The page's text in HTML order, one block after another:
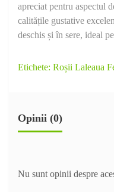
apreciat pentru aspectul
calitățile gustative
deschis și în sere, ideal
Etichete: Roșii Laleaua
Opinii (0)
Nu sunt opinii despre